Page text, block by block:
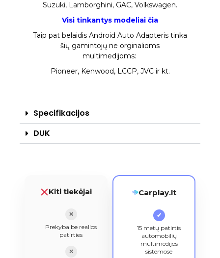
Suzuki, Lamborghini, GAC, Volkswagen.
Visi tinkantys modeliai čia
Taip pat belaidis Android Auto Adapteris tinka
šių gamintojų ne orginalioms
multimedijoms:
Pioneer, Kenwood, LCCP, JVC ir kt.
Specifikacijos
DUK
Kiti tiekėjai
✕
Prekyba be realios
patirties
✕
Carplay.lt
✔
15 metų patirtis
automobilių
multimedijos
sistemose